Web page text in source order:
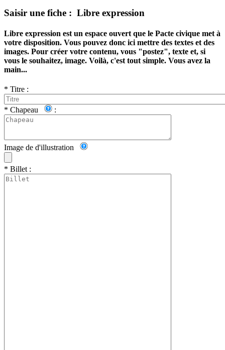
Saisir une fiche : Libre expression
Libre expression est un espace ouvert que le Pacte civique met à
votre disposition. Vous pouvez donc ici mettre des textes et des
images. Pour créer votre contenu, vous "postez", texte et, si
vous le souhaitez, image. Voilà, c'est tout simple. Vous avez la
main...
* Titre :
* Chapeau :
Image de d'illustration
* Billet :